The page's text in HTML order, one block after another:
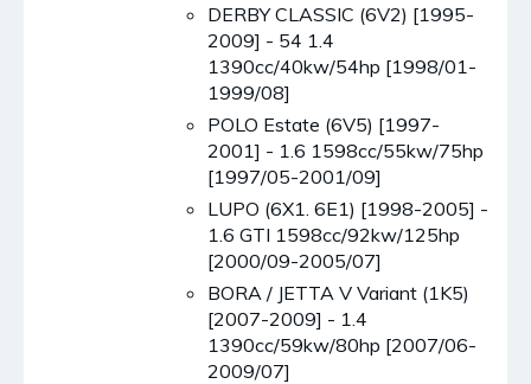
DERBY CLASSIC (6V2) [1995-
2009] - 54 1.4
1390cc/40kw/54hp [1998/01-
1999/08]
POLO Estate (6V5) [1997-
2001] - 1.6 1598cc/55kw/75hp
[1997/05-2001/09]
LUPO (6X1. 6E1) [1998-2005] -
1.6 GTI 1598cc/92kw/125hp
[2000/09-2005/07]
BORA / JETTA V Variant (1K5)
[2007-2009] - 1.4
1390cc/59kw/80hp [2007/06-
2009/07]